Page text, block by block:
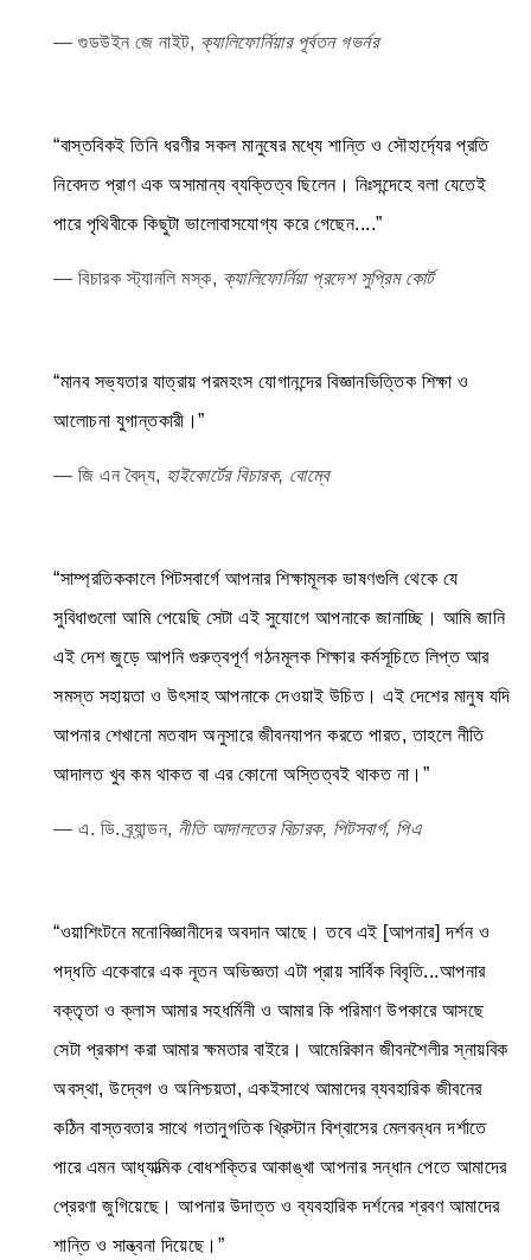
— গুডউইন জে নাইট, ক্যালিফোর্নিয়ার পূর্বতন গভর্নর
“বাস্তবিকই তিনি ধরণীর সকল মানুষের মধ্যে শান্তি ও সৌহার্দ্যের প্রতি
নিবেদত প্রাণ এক অসামান্য ব্যক্তিত্ব ছিলেন। নিঃসন্দেহে বলা যেতেই
পারে পৃথিবীকে কিছুটা ভালোবাসযোগ্য করে গেছেন....”
— বিচারক স্ট্যানলি মস্ক, ক্যালিফোর্নিয়া প্রদেশ সুপ্রিম কোর্ট
“মানব সভ্যতার যাত্রায় পরমহংস যোগানন্দের বিজ্ঞানভিত্তিক শিক্ষা ও
আলোচনা যুগান্তকারী।”
— জি এন বৈদ্য, হাইকোর্টের বিচারক, বোম্বে
“সাম্প্রতিককালে পিটসবার্গে আপনার শিক্ষামূলক ভাষণগুলি থেকে যে
সুবিধাগুলো আমি পেয়েছি সেটা এই সুযোগে আপনাকে জানাচ্ছি। আমি জানি
এই দেশ জুড়ে আপনি গুরুত্বপূর্ণ গঠনমূলক শিক্ষার কর্মসূচিতে লিপ্ত আর
সমস্ত সহায়তা ও উৎসাহ আপনাকে দেওয়াই উচিত। এই দেশের মানুষ যদি
আপনার শেখানো মতবাদ অনুসারে জীবনযাপন করতে পারত, তাহলে নীতি
আদালত খুব কম থাকত বা এর কোনো অস্তিত্বই থাকত না।”
— এ. ডি. ব্র্যান্ডন, নীতি আদালতের বিচারক, পিটসবার্গ, পিএ
“ওয়াশিংটনে মনোবিজ্ঞানীদের অবদান আছে। তবে এই [আপনার] দর্শন ও
পদ্ধতি একেবারে এক নূতন অভিজ্ঞতা এটা প্রায় সার্বিক বিবৃতি...আপনার
বক্তৃতা ও ক্লাস আমার সহধর্মিনী ও আমার কি পরিমাণ উপকারে আসছে
সেটা প্রকাশ করা আমার ক্ষমতার বাইরে। আমেরিকান জীবনশৈলীর স্নায়বিক
অবস্থা, উদ্বেগ ও অনিশ্চয়তা, একইসাথে আমাদের ব্যবহারিক জীবনের
কঠিন বাস্তবতার সাথে গতানুগতিক খ্রিস্টান বিশ্বাসের মেলবন্ধন দর্শাতে
পারে এমন আধ্যাত্মিক বোধশক্তির আকাঙ্খা আপনার সন্ধান পেতে আমাদের
প্রেরণা জুগিয়েছে। আপনার উদাত্ত ও ব্যবহারিক দর্শনের শ্রবণ আমাদের
শান্তি ও সান্ত্বনা দিয়েছে।”